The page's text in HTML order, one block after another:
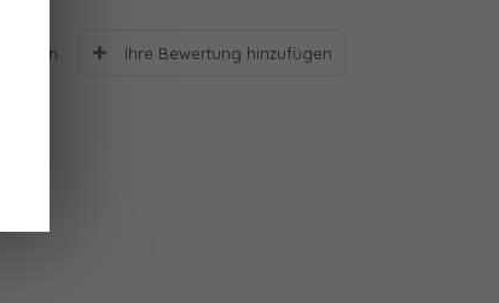
Ihre Bewertung hinzufügen